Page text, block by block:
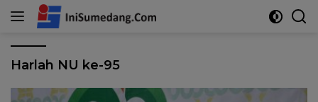
Langsung
Harlah NU ke-95